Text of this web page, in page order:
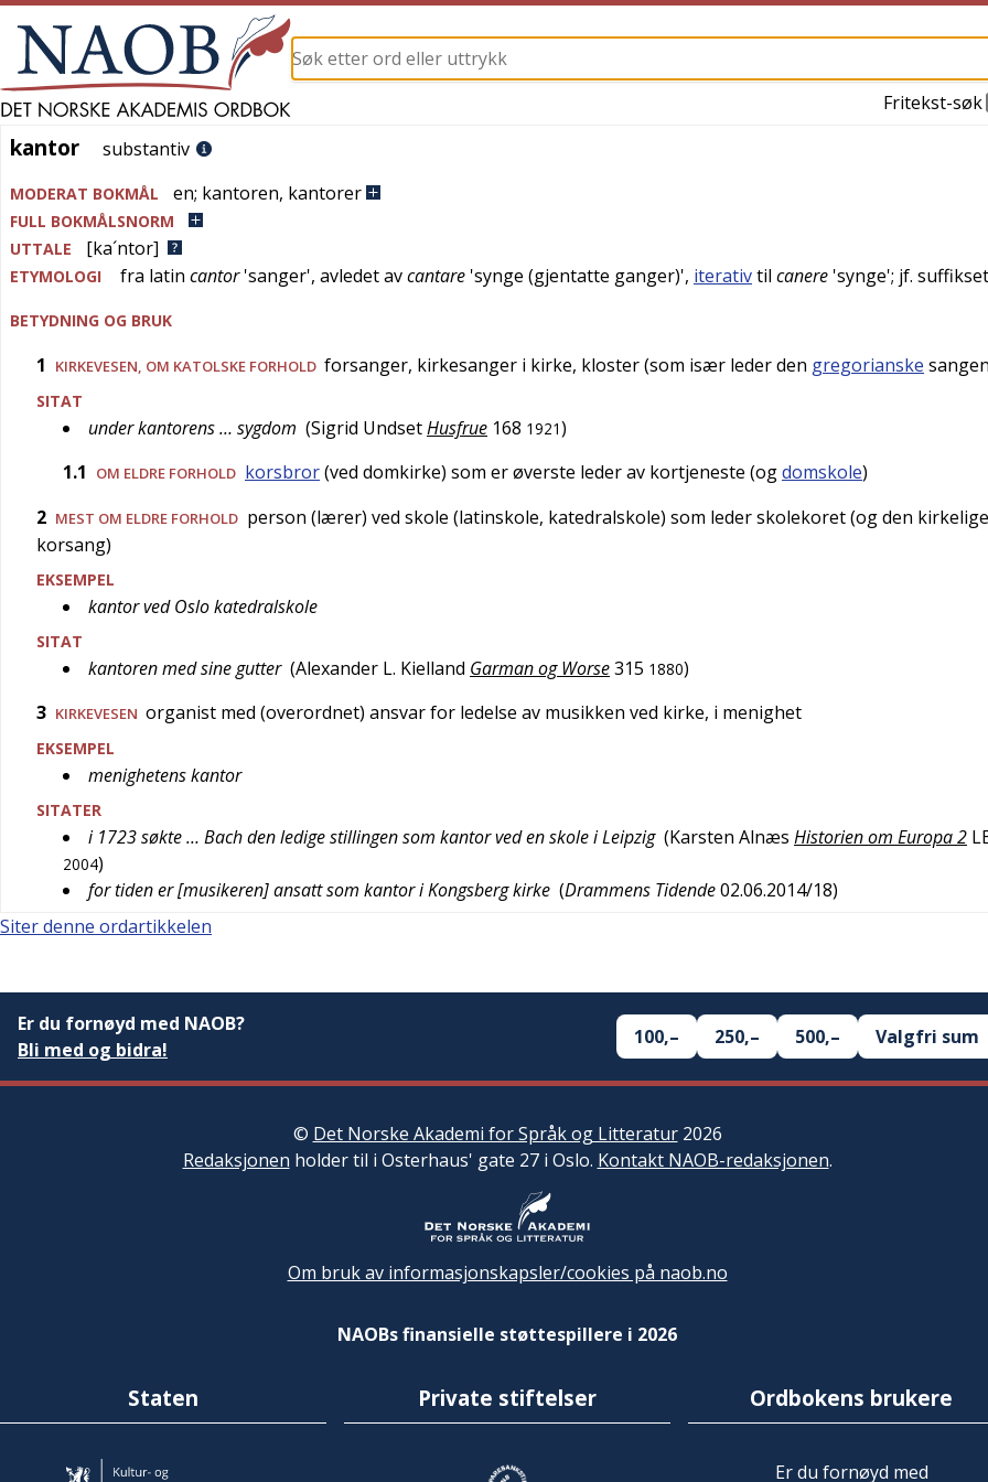
Fritekst-søk
kantor
kantor substantiv
MODERAT BOKMÅL en; kantoren, kantorer
FULL BOKMÅLSNORM
UTTALE
[ka´ntor]
ETYMOLOGI fra latin cantor'sanger', avledet avcantare 'synge (gjentatte ganger)', iterativtil canere 'synge'; jf.
BETYDNING OG BRUK
1 KIRKEVESEN , OM KATOLSKE FORHOLD forsanger, kirkesanger i kirke, kloster (som især leder den gregorianske
SITAT
under kantorens … sygdom (Sigrid UndsetHusfrue 168 1921)
1.1
OM ELDRE FORHOLD korsbror(ved domkirke) som er øverste leder av kortjeneste (ogdomskole)
2 MEST OM ELDRE FORHOLD person (lærer) ved skole (latinskole, katedralskole) som leder skolekoret (og den kirkelige
korsang)
EKSEMPEL
kantor ved Oslo katedralskole
SITAT
kantoren med sine gutter (Alexander L. Kielland Garman og Worse315 1880)
3 KIRKEVESEN organist med (overordnet) ansvar for ledelse av musikken ved kirke, i menighet
EKSEMPEL
menighetens kantor
SITATER
i 1723 søkte … Bach den ledige stillingen som kantor ved en skole i Leipzig (Karsten Alnæs Historien om Europa 2
2004)
for tiden er [musikeren] ansatt som kantor i Kongsberg kirke (Drammens Tidende02.06.2014/18)
Siter denne ordartikkelen
Er du fornøyd med NAOB?
Bli med og bidra!
100,– 250,– 500,– Valgfri sum
© Det Norske Akademi for Språk og Litteratur2026
Redaksjonen holder til i Osterhaus' gate 27 i Oslo. Kontakt NAOB-redaksjonen.
Om bruk av informasjonskapsler/cookies på naob.no
NAOBs finansielle støttespillere i 2026
Staten Private stiftelser Ordbokens brukere
Er du fornøyd med